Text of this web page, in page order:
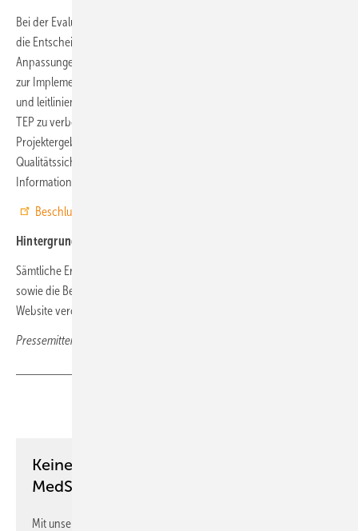
Bei der Evaluation konnte insgesamt ein positiver Effekt des Tools auf
die Entscheidungsqualität gezeigt werden. Obwohl zusätzliche
Anpassungen zur Verbesserung ausstehen und konkrete Strategien
zur Implementierung fehlen, liefert das Tool einen standardisierten
und leitliniengerechten Ansatz, um die Indikationsstellung für Knie-
TEP zu verbessern. Deshalb wird der Innovationsausschuss die
Projektergebnisse unter anderem an den Unterausschuss
Qualitätssicherung des Gemeinsamen Bundesausschusses zur
Information weiterleiten.
Beschluss und Ergebnisbericht
Hintergrund
Sämtliche Ergebnisberichte der bislang abgeschlossenen Projekte
sowie die Beschlüsse des Innovationsausschusses sind auf der
Website veröffentlicht:
Pressemitteilung Gemeinsamer Bundesausschuss
Keine Zeit? Kein Problem mit dem
MedSach Newsletter!
Mit unserem Newsletter erhalten Sie regelmäßig von uns